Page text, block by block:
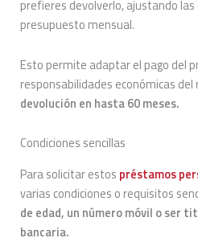
prefieres devolverlo, ajustando
presupuesto mensual.
Esto permite adaptar el pago del
responsabilidades económicas
devolución en hasta 60 meses.
Condiciones sencillas
Para solicitar estos préstamos
varias condiciones o requisitos
de edad, un número móvil o ser
bancaria.